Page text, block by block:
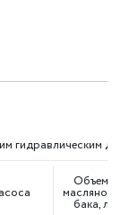
гидравлическим
Объем
масляного
бака, л